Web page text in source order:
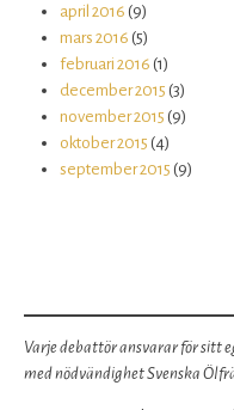
april 2016 (9)
mars 2016 (5)
februari 2016 (1)
december 2015 (3)
november 2015 (9)
oktober 2015 (4)
september 2015 (9)
Varje debattör ansvarar för sitt
med nödvändighet Svenska